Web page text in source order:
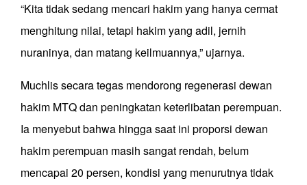
“Kita tidak sedang mencari hakim yang hanya cermat
menghitung nilai, tetapi hakim yang adil, jernih
nuraninya, dan matang keilmuannya,” ujarnya.
Muchlis secara tegas mendorong regenerasi dewan
hakim MTQ dan peningkatan keterlibatan perempuan.
Ia menyebut bahwa hingga saat ini proporsi dewan
hakim perempuan masih sangat rendah, belum
mencapai 20 persen, kondisi yang menurutnya tidak